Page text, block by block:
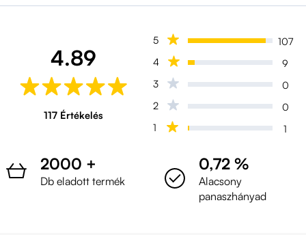
4.89
117 Értékelés
5
107
4
9
3
0
2
0
1
1
2000 +
Db eladott termék
0,72 %
Alacsony
panaszhányad